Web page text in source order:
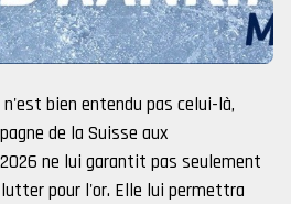
bien entendu pas celui-là,
de la Suisse aux
ne lui garantit pas seulement
pour l'or. Elle lui permettra